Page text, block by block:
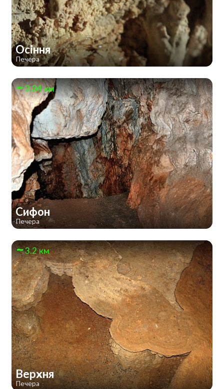
Осіння
Печера
3.04 км
Сифон
Печера
3.2 км
Верхня
Печера